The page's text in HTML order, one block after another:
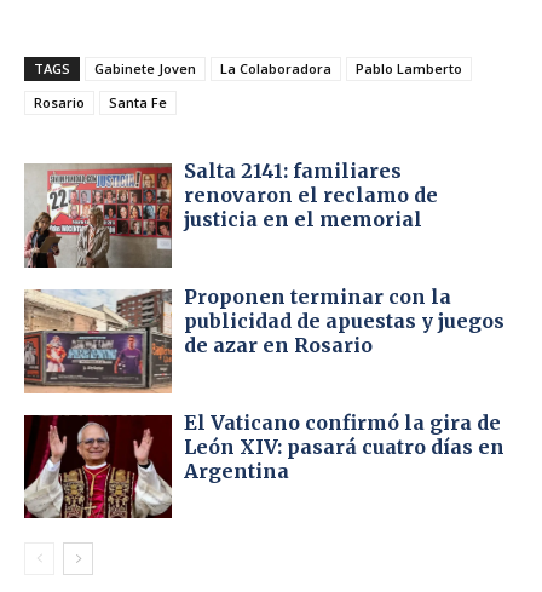
TAGS Gabinete Joven La Colaboradora
Pablo Lamberto
Rosario
Santa Fe
Salta 2141: familiares
renovaron el reclamo de
justicia en el memorial
Proponen terminar con la
publicidad de apuestas y juegos
de azar en Rosario
El Vaticano confirmó la gira de
León XIV: pasará cuatro días en
Argentina